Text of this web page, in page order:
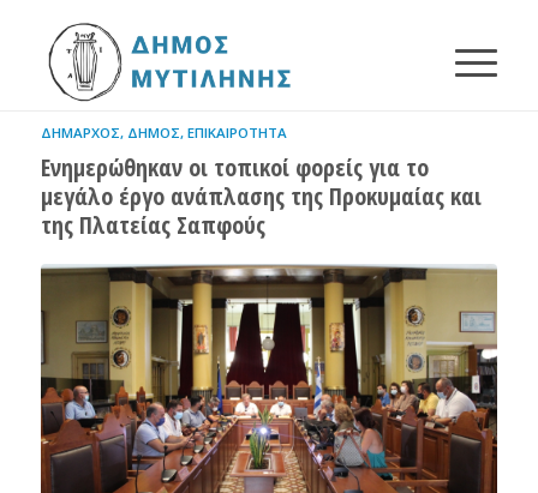
ΔΉΜΑΡΧΟΣ, ΔΉΜΟΣ, ΕΠΙΚΑΙΡΌΤΗΤΑ
Ενημερώθηκαν οι τοπικοί φορείς για το
μεγάλο έργο ανάπλασης της Προκυμαίας και
της Πλατείας Σαπφούς